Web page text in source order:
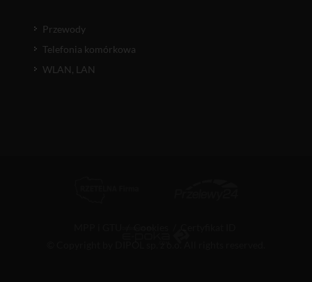
Przewody
Telefonia komórkowa
WLAN, LAN